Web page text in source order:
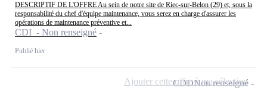
DESCRIPTIF DE L'OFFRE Au sein de notre site de Riec-sur-Belon (29) et, sous la
responsabilité du chef d'équipe maintenance, vous serez en charge d'assurer les
opérations de maintenance préventive et...
CDI - Non renseigné
Publié hier
CDDNon renseigné
Ajouter cette offre à ma sélection